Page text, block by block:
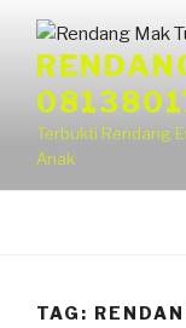
Terbukti Rendang
Anak
TAG: